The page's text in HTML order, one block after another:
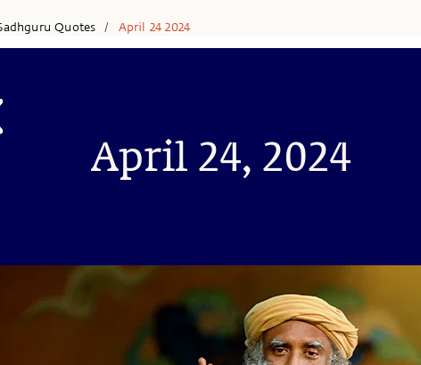
Quotes / April 24 2024
April 24, 2024